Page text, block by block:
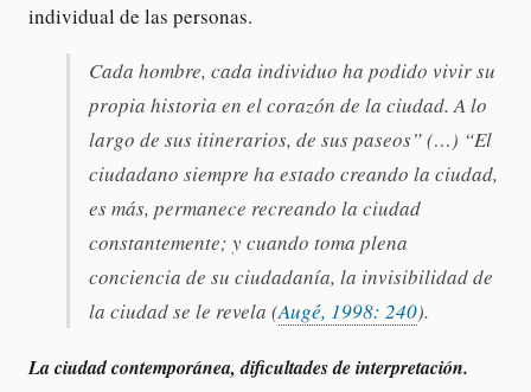
individual de las personas.
Cada hombre, cada individuo ha podido vivir su
propia historia en el corazón de la ciudad. A lo
largo de sus itinerarios, de sus paseos” (…) “El
ciudadano siempre ha estado creando la ciudad,
es más, permanece recreando la ciudad
constantemente; y cuando toma plena
conciencia de su ciudadanía, la invisibilidad de
la ciudad se le revela (Augé, 1998: 240).
La ciudad contemporánea, dificultades de interpretación.